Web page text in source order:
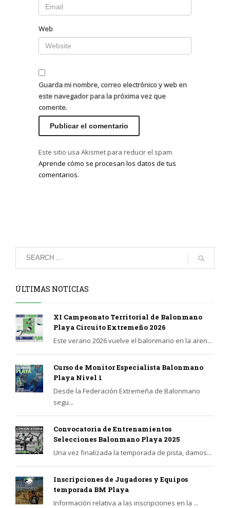
Web
Guarda mi nombre, correo electrónico y web en
este navegador para la próxima vez que
comente.
Este sitio usa Akismet para reducir el spam.
Aprende cómo se procesan los datos de tus
comentarios.
ÚLTIMAS NOTICIAS
XI Campeonato Territorial de Balonmano
Playa Circuito Extremeño 2026
Este verano 2026 vuelve el balonmano en la aren...
Curso de Monitor Especialista Balonmano
Playa Nivel 1
Desde la Federación Extremeña de Balonmano
segu...
Convocatoria de Entrenamientos
Selecciones Balonmano Playa 2025
Una vez finalizada la temporada de pista, damos...
Inscripciones de Jugadores y Equipos
temporada BM Playa
Información relativa a las inscripciones en la ...